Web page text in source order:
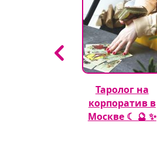
Таролог на
корпоратив в
Москве ☾ 🔮 ✨